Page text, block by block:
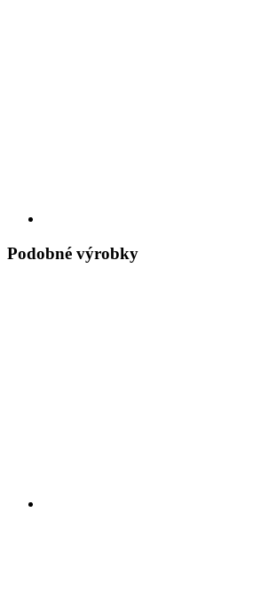
Podobné výrobky